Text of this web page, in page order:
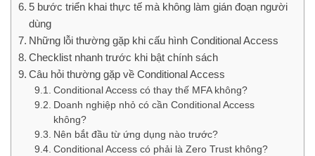
5 bước triển khai thực tế mà không làm gián đoạn người
dùng
Những lỗi thường gặp khi cấu hình Conditional Access
Checklist nhanh trước khi bật chính sách
Câu hỏi thường gặp về Conditional Access
Conditional Access có thay thế MFA không?
Doanh nghiệp nhỏ có cần Conditional Access
không?
Nên bắt đầu từ ứng dụng nào trước?
Conditional Access có phải là Zero Trust không?